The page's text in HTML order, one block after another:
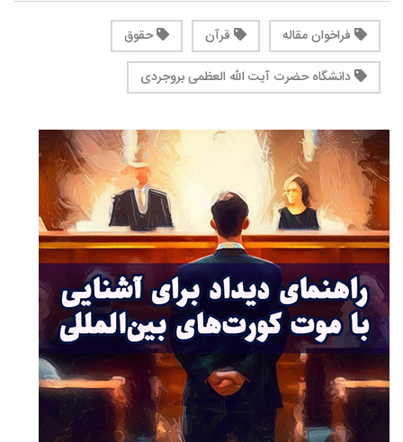
فراخوان مقاله قرآن
حقوق
دانشگاه حضرت آیت الله العظمی بروجردی